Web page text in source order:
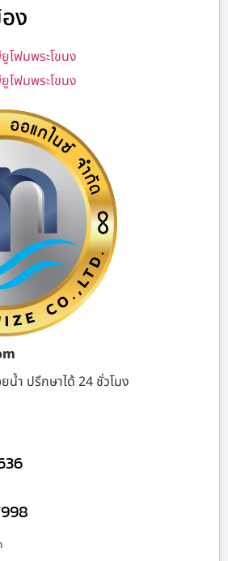
ง
โฟมพระโขนง
โฟมพระโขนง
ำ ปรึกษาได้ 24 ชั่วโมง